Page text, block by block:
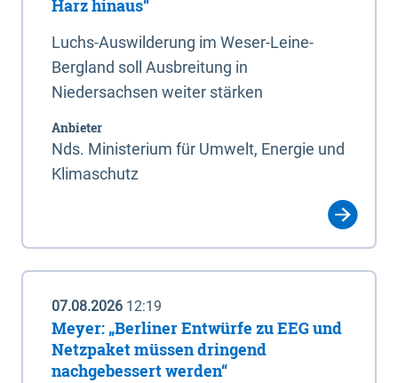
Harz hinaus“
Luchs-Auswilderung im Weser-Leine-
Bergland soll Ausbreitung in
Niedersachsen weiter stärken
Anbieter
Nds. Ministerium für Umwelt, Energie und
Klimaschutz
07.08.2026 12:19
Meyer: „Berliner Entwürfe zu EEG und
Netzpaket müssen dringend
nachgebessert werden“